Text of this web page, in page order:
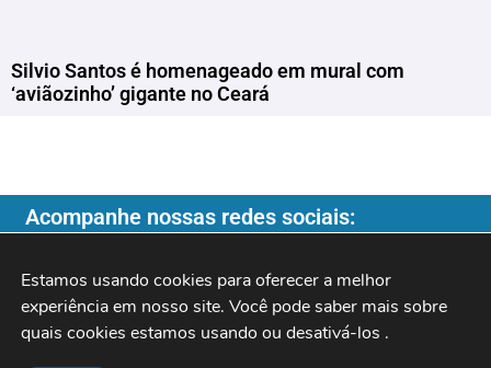
Silvio Santos é homenageado em mural com
‘aviãozinho’ gigante no Ceará
Acompanhe nossas redes sociais:
Copyright ©️ 2026| Programa do Rochinha |
Estamos usando cookies para oferecer a melhor
experiência em nosso site. Você pode saber mais sobre
quais cookies estamos usando ou desativá-los .